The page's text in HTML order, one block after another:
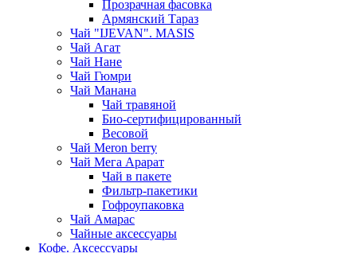
Прозрачная фасовка
Армянский Тараз
Чай "IJEVAN". MASIS
Чай Агат
Чай Нане
Чай Гюмри
Чай Манана
Чай травяной
Био-сертифицированный
Весовой
Чай Meron berry
Чай Мега Арарат
Чай в пакете
Фильтр-пакетики
Гофроупаковка
Чай Амарас
Чайные аксессуары
Кофе. Аксессуары